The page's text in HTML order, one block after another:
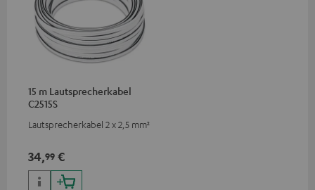
15 m Lautsprecherkabel
C2515S
Lautsprecherkabel 2 x 2,5 mm²
34,99 €